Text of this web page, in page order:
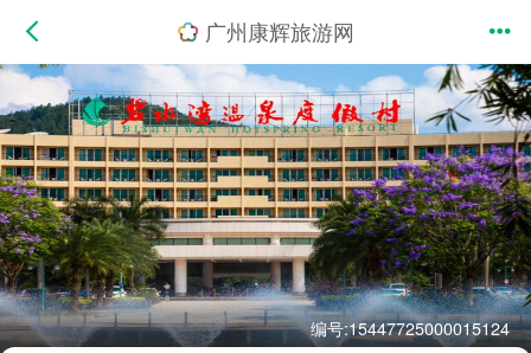
广州康辉旅游网
编号:15447725000015124